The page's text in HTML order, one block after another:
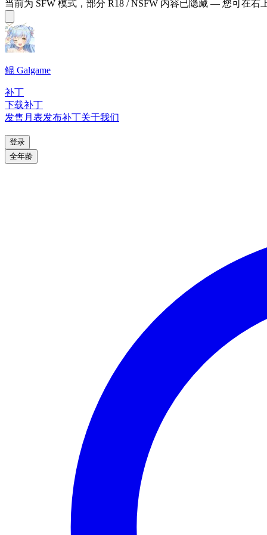
当前为 SFW 模式，部分 R18 / NSFW 内容已隐藏 — 您可在右
鲲 Galgame
补丁
下载补丁
发售月表发布补丁关于我们
登录
全年龄